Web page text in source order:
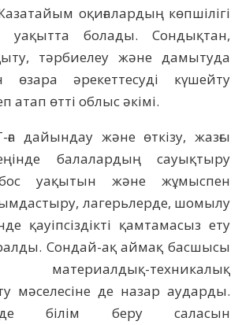
оқиғалардың көпшілігі
уақытта болады. Сондықтан,
тәрбиелеу және дамытуда
өзара әрекеттесуді күшейту
өтті облыс әкімі.
дайындау және өткізу, жазғы
балалардың сауықтыру
уақытын және жұмыспен
лагерьлерде, шомылу
қауіпсіздікті қамтамасыз ету
Сондай-ақ аймақ басшысы
материалдық-техникалық
мәселесіне де назар аударды.
білім беру саласын